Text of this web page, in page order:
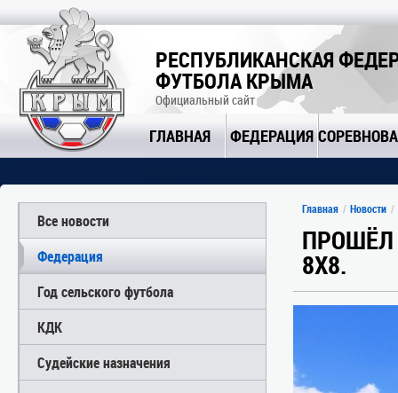
РЕСПУБЛИКАНСКАЯ
ФУТБОЛА КРЫМА
Официальный сайт
ГЛАВНАЯ ФЕДЕРАЦИЯ
Все новости
Федерация
Год сельского футбола
КДК
Судейские назначения
Главная Новости
ПРОШЁЛ
8Х8.